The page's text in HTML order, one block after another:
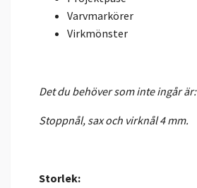
Varvmarkörer
Virkmönster
Det du behöver som inte ingår är:
Stoppnål, sax och virknål 4 mm.
Storlek: